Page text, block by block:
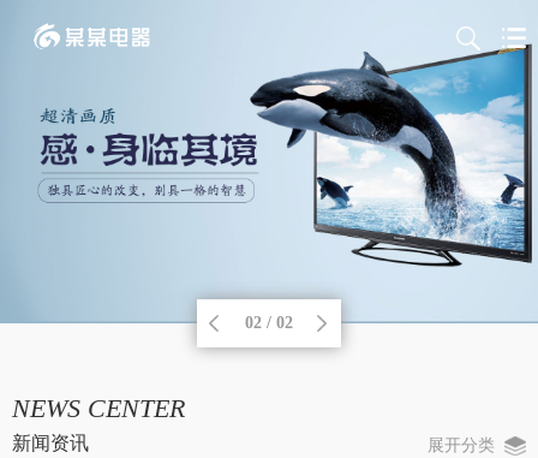
02 / 02
NEWS CENTER
新闻资讯 展开分类